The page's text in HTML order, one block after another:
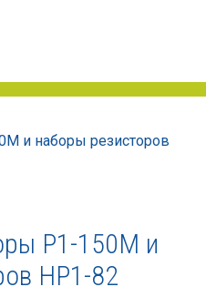
и наборы резисторов
Р1-150М и
НР1-82